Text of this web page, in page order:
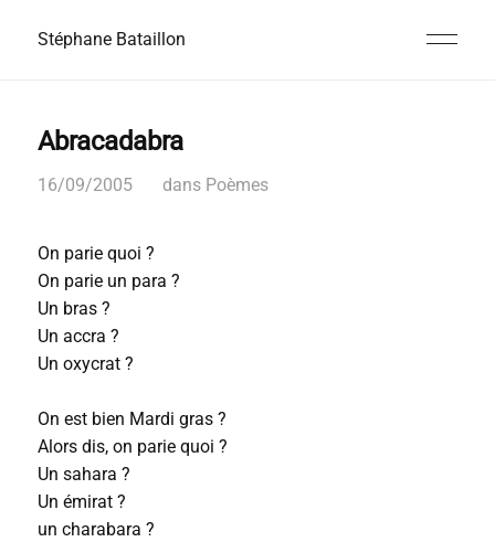
Stéphane Bataillon
Abracadabra
16/09/2005 dans Poèmes
On parie quoi ?
On parie un para ?
Un bras ?
Un accra ?
Un oxycrat ?
On est bien Mardi gras ?
Alors dis, on parie quoi ?
Un sahara ?
Un émirat ?
un charabara ?